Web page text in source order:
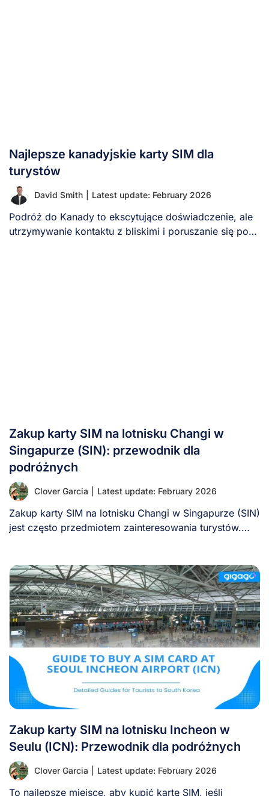
Najlepsze kanadyjskie karty SIM dla
turystów
David Smith Latest update: February 2026
Podróż do Kanady to ekscytujące doświadczenie, ale
utrzymywanie kontaktu z bliskimi i poruszanie się po
Zakup karty SIM na lotnisku Changi w
Singapurze (SIN): przewodnik dla
podróżnych
Clover Garcia Latest update: February 2026
Zakup karty SIM na lotnisku Changi w Singapurze (SIN)
jest często przedmiotem zainteresowania turystów.
Zakup karty SIM na lotnisku Incheon w
Seulu (ICN): Przewodnik dla podróżnych
Clover Garcia Latest update: February 2026
To najlepsze miejsce, aby kupić kartę SIM, jeśli